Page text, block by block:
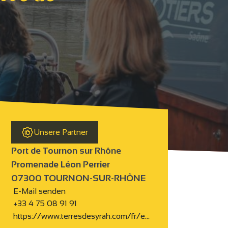
de Syrah
Unsere Partner
Port de Tournon sur Rhône
Promenade Léon Perrier
07300 TOURNON-SUR-RHÔNE
E-Mail senden
+33 4 75 08 91 91
https://www.terresdesyrah.com/fr/e…